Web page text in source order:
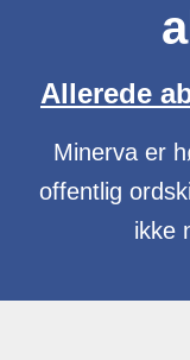
Allerede
Minerva er
offentlig
ikke